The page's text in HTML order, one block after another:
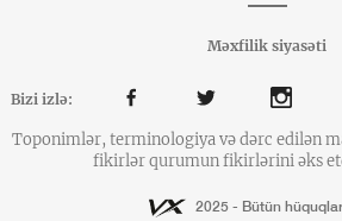
Məxfilik siyasəti
Bizi izlə:
Toponimlər, terminologiya və dərc edilən
fikirlər qurumun fikirlərini əks
2025 - Bütün